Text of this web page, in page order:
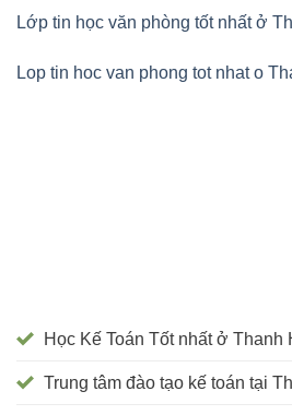
Lớp tin học văn phòng tốt nhất ở
Lop tin hoc van phong tot nhat o
Học Kế Toán Tốt nhất ở Thanh
Trung tâm đào tạo kế toán tại